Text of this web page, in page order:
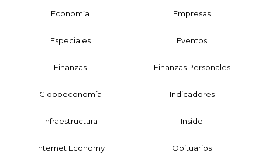
Economía Empresas
Especiales Eventos
Finanzas Finanzas Personales
Globoeconomía Indicadores
Infraestructura Inside
Internet Economy Obituarios